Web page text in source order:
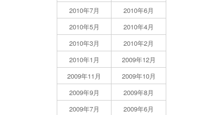
2010年7月
2010年6月
2010年5月
2010年4月
2010年3月
2010年2月
2010年1月
2009年12月
2009年11月
2009年10月
2009年9月
2009年8月
2009年7月
2009年6月